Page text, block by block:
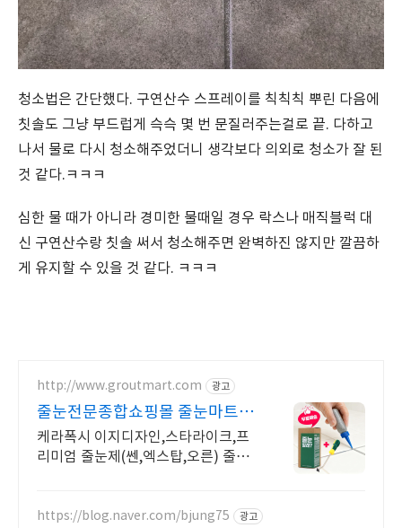
청소법은 간단했다. 구연산수 스프레이를 칙칙칙 뿌린 다음에
칫솔도 그냥 부드럽게 슥슥 몇 번 문질러주는걸로 끝. 다하고
나서 물로 다시 청소해주었더니 생각보다 의외로 청소가 잘 된
것 같다.ㅋㅋㅋ
심한 물 때가 아니라 경미한 물때일 경우 락스나 매직블럭 대
신 구연산수랑 칫솔 써서 청소해주면 완벽하진 않지만 깔끔하
게 유지할 수 있을 것 같다. ㅋㅋㅋ
http://www.groutmart.com 광고
줄눈전문종합쇼핑몰 줄눈마트 셀
프줄눈 시공은! 줄눈할래?
케라폭시 이지디자인,스타라이크,프
리미엄 줄눈제(쎈,엑스탑,오른) 줄눈
https://blog.naver.com/bjung75 광고